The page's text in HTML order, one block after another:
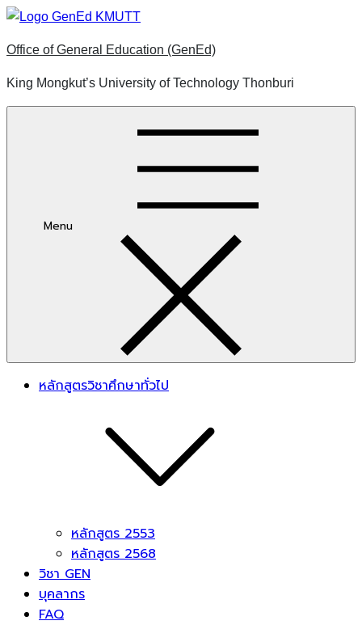
Skip
content
Office of General Education (GenEd)
King Mongkut’s University of Technology Thonburi
Menu
หลักสูตรวิชาศึกษาทั่วไป
หลักสูตร 2553
หลักสูตร 2568
วิชา GEN
บุคลากร
FAQ